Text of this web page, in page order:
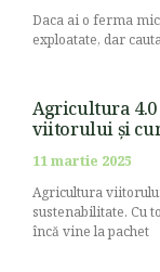
Daca ai o ferma
exploatate, dar
Agricultura
viitorului și
11 martie 2025
Agricultura
sustenabilitate. Cu
încă vine la pachet